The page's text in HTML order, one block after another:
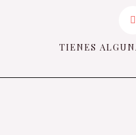
TIENES